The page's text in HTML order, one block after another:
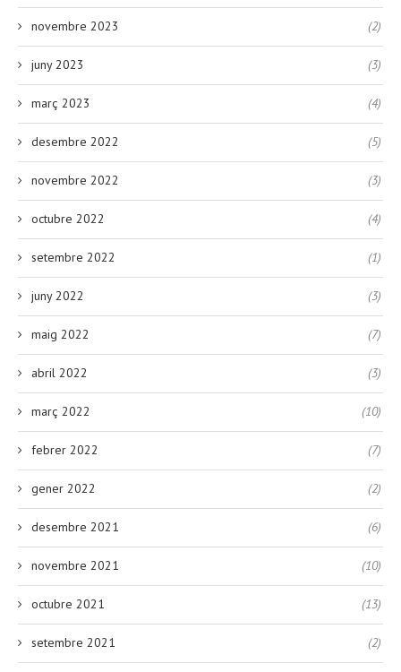
novembre 2023 (2)
juny 2023 (3)
març 2023 (4)
desembre 2022 (5)
novembre 2022 (3)
octubre 2022 (4)
setembre 2022 (1)
juny 2022 (3)
maig 2022 (7)
abril 2022 (3)
març 2022 (10)
febrer 2022 (7)
gener 2022 (2)
desembre 2021 (6)
novembre 2021 (10)
octubre 2021 (13)
setembre 2021 (2)